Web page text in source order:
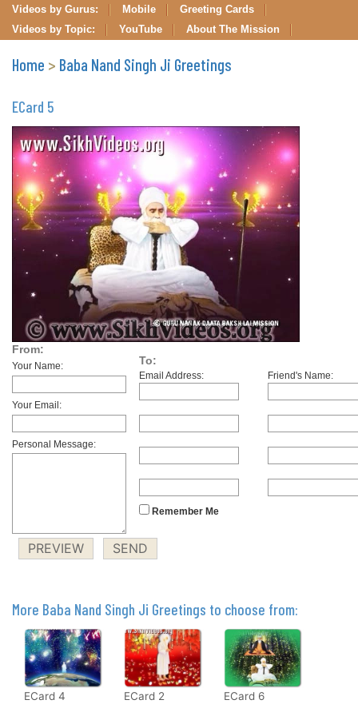
Videos by Gurus: Mobile
Greeting Cards
Videos by Topic:
YouTube About The Mission
Home > Baba Nand Singh Ji Greetings
ECard 5
From:
Your Name:
Your Email:
Personal Message:
To:
Email Address: Friend's Name:
Remember Me
More Baba Nand Singh Ji Greetings to choose from:
ECard 4 ECard 2 ECard 6